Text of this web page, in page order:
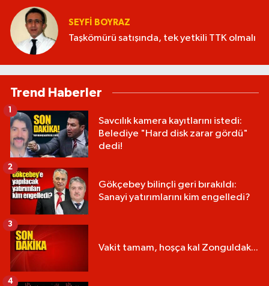
SEYFI BOYRAZ
Taşkömürü satışında, tek yetkili TTK olmalı
Trend Haberler
Savcılık kamera kayıtlarını istedi:
Belediye "Hard disk zarar gördü"
dedi!
1
Gökçebey bilinçli geri bırakıldı:
Sanayi yatırımlarını kim engelledi?
2
Vakit tamam, hoşça kal Zonguldak...
3
4